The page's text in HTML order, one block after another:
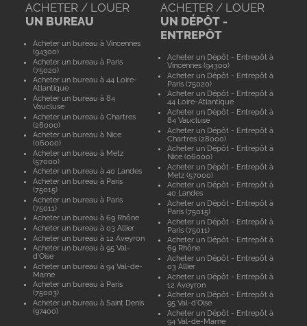
ACHETER / LOUER
UN BUREAU
Acheter un bureau à Vincennes
(94300)
Acheter un bureau à Paris
(75020)
Acheter un bureau à 44 Loire-
Atlantique
Acheter un bureau à 84
Vaucluse
Acheter un bureau à Chartres
(28000)
Acheter un bureau à Nice
(06000)
Acheter un bureau à Metz
(57000)
Acheter un bureau à 40 Landes
Acheter un bureau à Paris
(75015)
Acheter un bureau à Paris
(75011)
Acheter un bureau à 69 Rhône
Acheter un bureau à 03 Allier
Acheter un bureau à 12 Aveyron
Acheter un bureau à 95 Val-
d'Oise
Acheter un bureau à 94 Val-de-
Marne
Acheter un bureau à Paris
(75003)
Acheter un bureau à Saint Denis
(97400)
ACHETER / LOUER
UN DÉPÔT -
ENTREPÔT
Acheter un Dépôt - Entrepôt à
Vincennes (94300)
Acheter un Dépôt - Entrepôt à
Paris (75020)
Acheter un Dépôt - Entrepôt à
44 Loire-Atlantique
Acheter un Dépôt - Entrepôt à
84 Vaucluse
Acheter un Dépôt - Entrepôt à
Chartres (28000)
Acheter un Dépôt - Entrepôt à
Nice (06000)
Acheter un Dépôt - Entrepôt à
Metz (57000)
Acheter un Dépôt - Entrepôt à
40 Landes
Acheter un Dépôt - Entrepôt à
Paris (75015)
Acheter un Dépôt - Entrepôt à
Paris (75011)
Acheter un Dépôt - Entrepôt à
69 Rhône
Acheter un Dépôt - Entrepôt à
03 Allier
Acheter un Dépôt - Entrepôt à
12 Aveyron
Acheter un Dépôt - Entrepôt à
95 Val-d'Oise
Acheter un Dépôt - Entrepôt à
94 Val-de-Marne